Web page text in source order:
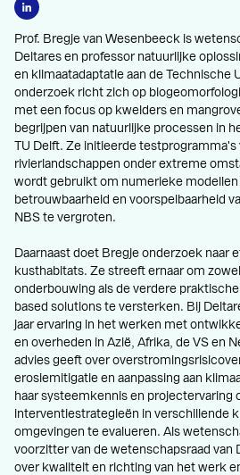
Prof. Bregje van Wesenbeeck is
Deltares en professor natuurlijke
en klimaatadaptatie aan de Technische
onderzoek richt zich op
met een focus op kwelders en
begrijpen van natuurlijke processen in
TU Delft. Ze initieerde
rivierlandschappen onder extreme
wordt gebruikt om numerieke
betrouwbaarheid en voorspelbaarheid
NBS te vergroten.
Daarnaast doet Bregje onderzoek naar
kusthabitats. Ze streeft ernaar om
onderbouwing als de verdere
based solutions te versterken. Bij
jaar ervaring in het werken met
en overheden in Azië, Afrika, de VS en
advies geeft over
erosiemitigatie en aanpassing aan
haar systeemkennis en projectervaring
interventiestrategieën in verschillende
omgevingen te evalueren. Als
voorzitter van de wetenschapsraad van
over kwaliteit en richting van het werk